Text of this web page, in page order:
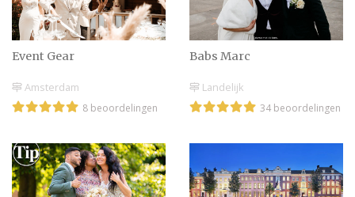
Event Gear
Amsterdam
8 beoordelingen
Babs Marc
Landelijk
34 beoordelingen
Behind the scenes
11-14